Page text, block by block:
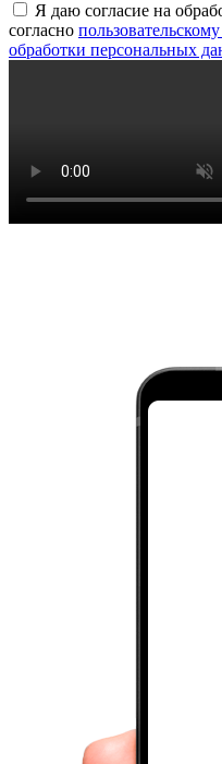
Я даю согласие на
согласно
обработки персональных